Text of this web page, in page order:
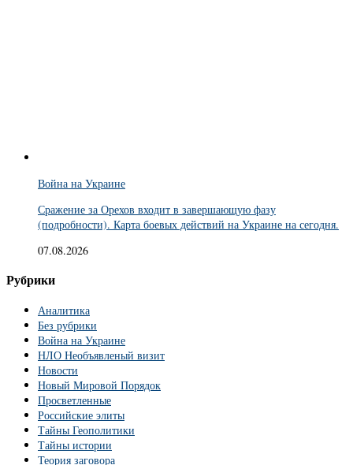
Война на Украине
Сражение за Орехов входит в завершающую фазу
(подробности). Карта боевых действий на Украине на сегодня.
07.08.2026
Рубрики
Аналитика
Без рубрики
Война на Украине
НЛО Необъявленый визит
Новости
Новый Мировой Порядок
Просветленные
Российские элиты
Тайны Геополитики
Тайны истории
Теория заговора